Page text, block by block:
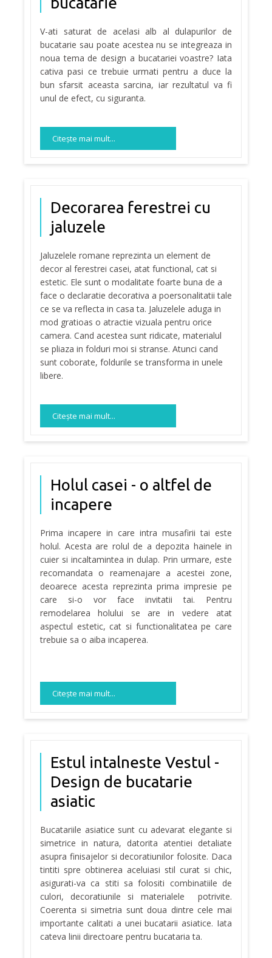
V-ati saturat de acelasi alb al dulapurilor de
bucatarie sau poate acestea nu se integreaza in
noua tema de design a bucatariei voastre? Iata
cativa pasi ce trebuie urmati pentru a duce la
bun sfarsit aceasta sarcina, iar rezultatul va fi
unul de efect, cu siguranta.
Citeşte mai mult...
Decorarea ferestrei cu
jaluzele
Jaluzelele romane reprezinta un element de
decor al ferestrei casei, atat functional, cat si
estetic. Ele sunt o modalitate foarte buna de a
face o declaratie decorativa a poersonalitatii tale
ce se va reflecta in casa ta. Jaluzelele aduga in
mod gratioas o atractie vizuala pentru orice
camera. Cand acestea sunt ridicate, materialul
se pliaza in folduri moi si stranse. Atunci cand
sunt coborate, foldurile se transforma in unele
libere.
Citeşte mai mult...
Holul casei - o altfel de
incapere
Prima incapere in care intra musafirii tai este
holul. Acesta are rolul de a depozita hainele in
cuier si incaltamintea in dulap. Prin urmare, este
recomandata o reamenajare a acestei zone,
deoarece acesta reprezinta prima impresie pe
care si-o vor face invitatii tai. Pentru
remodelarea holului se are in vedere atat
aspectul estetic, cat si functionalitatea pe care
trebuie sa o aiba incaperea.
Citeşte mai mult...
Estul intalneste Vestul -
Design de bucatarie
asiatic
Bucatariile asiatice sunt cu adevarat elegante si
simetrice in natura, datorita atentiei detaliate
asupra finisajelor si decoratiunilor folosite. Daca
tintiti spre obtinerea aceluiasi stil curat si chic,
asigurati-va ca stiti sa folositi combinatiile de
culori, decoratiunile si materialele potrivite.
Coerenta si simetria sunt doua dintre cele mai
importante calitati a unei bucatarii asiatice. Iata
cateva linii directoare pentru bucataria ta.